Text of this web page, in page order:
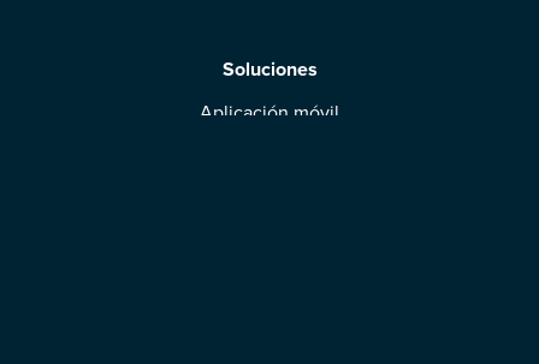
Soluciones
Aplicación móvil